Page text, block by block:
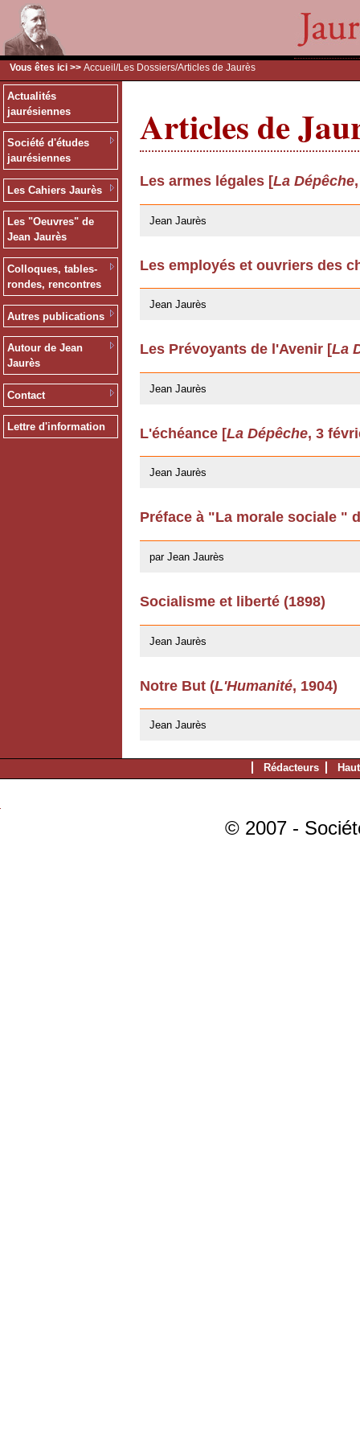
Vous êtes ici >> Accueil /Les Dossiers/Articles de Jaurès
Actualités
jaurésiennes
Société d'études
jaurésiennes
Les Cahiers Jaurès
Les "Oeuvres" de
Jean Jaurès
Colloques, tables-
rondes, rencontres
Autres publications
Autour de Jean
Jaurès
Contact
Lettre d'information
Articles de
Les armes légales [La Dépêche
Jean Jaurès
Les employés et ouvriers des
Jean Jaurès
Les Prévoyants de l'Avenir [La
Jean Jaurès
L'échéance [La Dépêche, 3
Jean Jaurès
Préface à "La morale sociale "
par Jean Jaurès
Socialisme et liberté (1898)
Jean Jaurès
Notre But (L'Humanité, 1904)
Jean Jaurès
Rédacteurs
© 2007 -